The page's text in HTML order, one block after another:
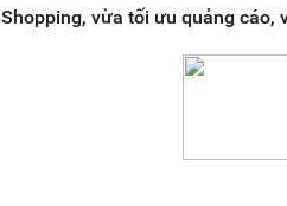
Shopping, vừa tối ưu quảng cáo,